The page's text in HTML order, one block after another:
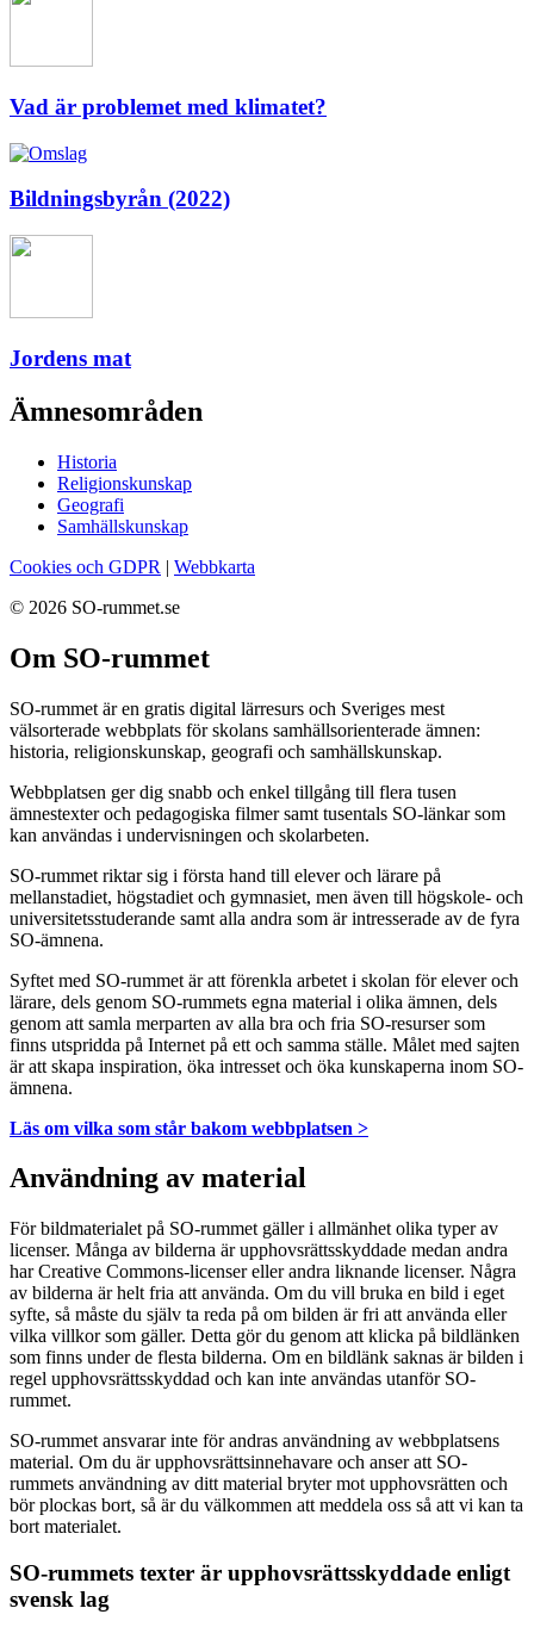
Vad är problemet med klimatet?
Bildningsbyrån (2022)
Jordens mat
Ämnesområden
Historia
Religionskunskap
Geografi
Samhällskunskap
Cookies och GDPR | Webbkarta
© 2026 SO-rummet.se
Om SO-rummet
SO-rummet är en gratis digital lärresurs och Sveriges mest
välsorterade webbplats för skolans samhällsorienterade ämnen:
historia, religionskunskap, geografi och samhällskunskap.
Webbplatsen ger dig snabb och enkel tillgång till flera tusen
ämnestexter och pedagogiska filmer samt tusentals SO-länkar som
kan användas i undervisningen och skolarbeten.
SO-rummet riktar sig i första hand till elever och lärare på
mellanstadiet, högstadiet och gymnasiet, men även till högskole- och
universitetsstuderande samt alla andra som är intresserade av de fyra
SO-ämnena.
Syftet med SO-rummet är att förenkla arbetet i skolan för elever och
lärare, dels genom SO-rummets egna material i olika ämnen, dels
genom att samla merparten av alla bra och fria SO-resurser som
finns utspridda på Internet på ett och samma ställe. Målet med sajten
är att skapa inspiration, öka intresset och öka kunskaperna inom SO-
ämnena.
Läs om vilka som står bakom webbplatsen >
Användning av material
För bildmaterialet på SO-rummet gäller i allmänhet olika typer av
licenser. Många av bilderna är upphovsrättsskyddade medan andra
har Creative Commons-licenser eller andra liknande licenser. Några
av bilderna är helt fria att använda. Om du vill bruka en bild i eget
syfte, så måste du själv ta reda på om bilden är fri att använda eller
vilka villkor som gäller. Detta gör du genom att klicka på bildlänken
som finns under de flesta bilderna. Om en bildlänk saknas är bilden i
regel upphovsrättsskyddad och kan inte användas utanför SO-
rummet.
SO-rummet ansvarar inte för andras användning av webbplatsens
material. Om du är upphovsrättsinnehavare och anser att SO-
rummets användning av ditt material bryter mot upphovsrätten och
bör plockas bort, så är du välkommen att meddela oss så att vi kan ta
bort materialet.
SO-rummets texter är upphovsrättsskyddade enligt
svensk lag